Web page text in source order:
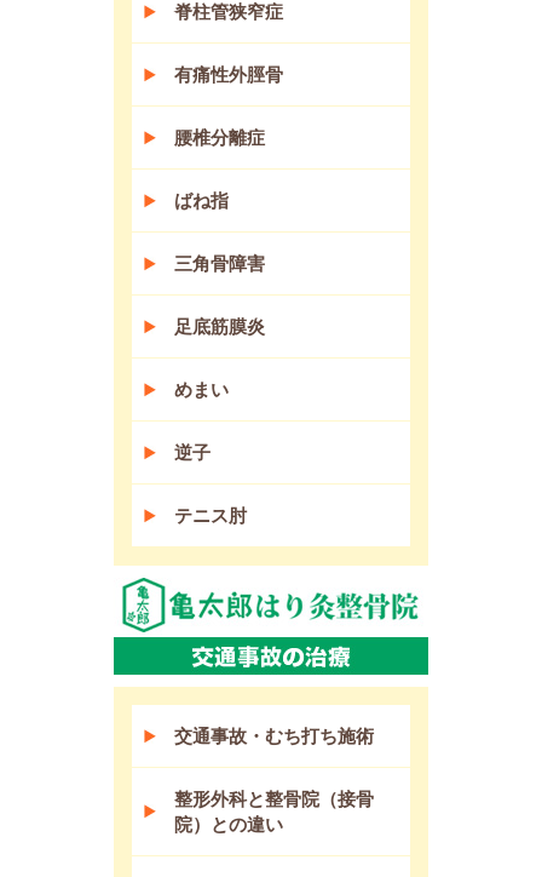
脊柱管狭窄症
有痛性外脛骨
腰椎分離症
ばね指
三角骨障害
足底筋膜炎
めまい
逆子
テニス肘
交通事故・むち打ち施術
整形外科と整骨院（接骨
院）との違い